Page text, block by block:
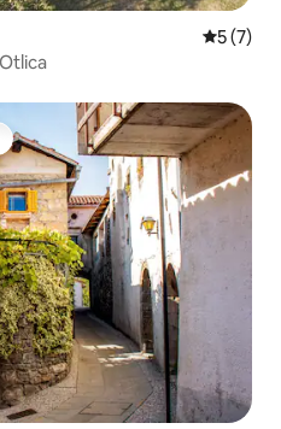
5 (7)
plus appréciés